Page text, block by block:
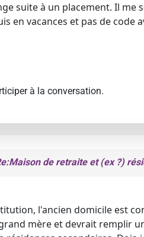
suite à un placement. Il me
en vacances et pas de code
à la conversation.
de retraite et (ex ?)
l'ancien domicile est
mère et devrait remplir